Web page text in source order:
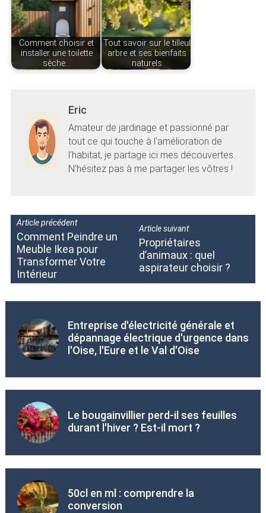
Comment choisir et
installer une toilette
sèche…
Tout savoir sur le tilleul
arbre et ses bienfaits
naturels
Eric
Amateur de jardinage et passionné par
tout ce qui touche à l'amélioration de
l'habitat, je partage ici mes découvertes.
N'hésitez pas à me partager les vôtres !
Article précédent
Comment Peindre un
Meuble Ikea pour
Transformer Votre
Intérieur
Article suivant
Propriétaires
d’animaux : quel
aspirateur choisir ?
Entreprise d'électricité générale et
dépannage électrique d'urgence dans
l'Oise, l'Eure et le Val d'Oise
Le bougainvillier perd-il ses feuilles
durant l'hiver ? Est-il mort ?
50cl en ml : comprendre la
conversion